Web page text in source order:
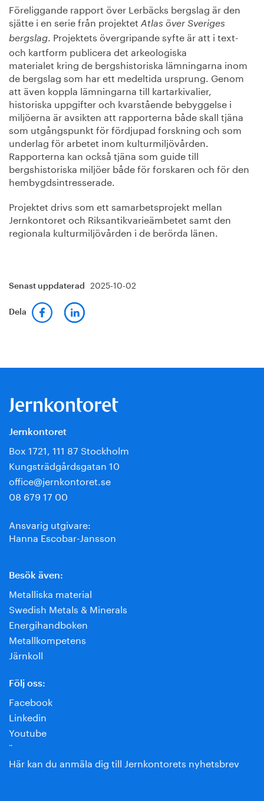
Föreliggande rapport över Lerbäcks bergslag är den
sjätte i en serie från projektet Atlas över Sveriges
bergslag
. Projektets övergripande syfte är att i text-
och kartform publicera det arkeologiska
materialet kring de bergshistoriska lämningarna inom
de bergslag som har ett medeltida ursprung. Genom
att även koppla lämningarna till kartarkivalier,
historiska uppgifter och kvarstående bebyggelse i
miljöerna är avsikten att rapporterna både skall tjäna
som utgångspunkt för fördjupad forskning och som
underlag för arbetet inom kulturmiljövården.
Rapporterna kan också tjäna som guide till
bergshistoriska miljöer både för forskaren och för den
hembygdsintresserade.
Projektet drivs som ett samarbetsprojekt mellan
Jernkontoret och Riksantikvarieämbetet samt den
regionala kulturmiljövården i de berörda länen.
Senast uppdaterad 2025-10-02
Dela
Jernkontoret
Box 1721, 111 87 Stockholm
Kungsträdgårdsgatan 10
office@jernkontoret.se
08 679 17 00
Ansvarig utgivare:
Hanna Escobar-Jansson
Besök även:
Metalliska material
Swedish Metals & Minerals
Energihandboken
Metallkompetens
Järnkoll
Följ oss:
Facebook
Linkedin
Youtube
¨
Här kan du anmäla dig till Jernkontorets nyhetsbrev